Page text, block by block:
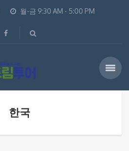
월-금 9:30 AM - 5:00 PM
한국